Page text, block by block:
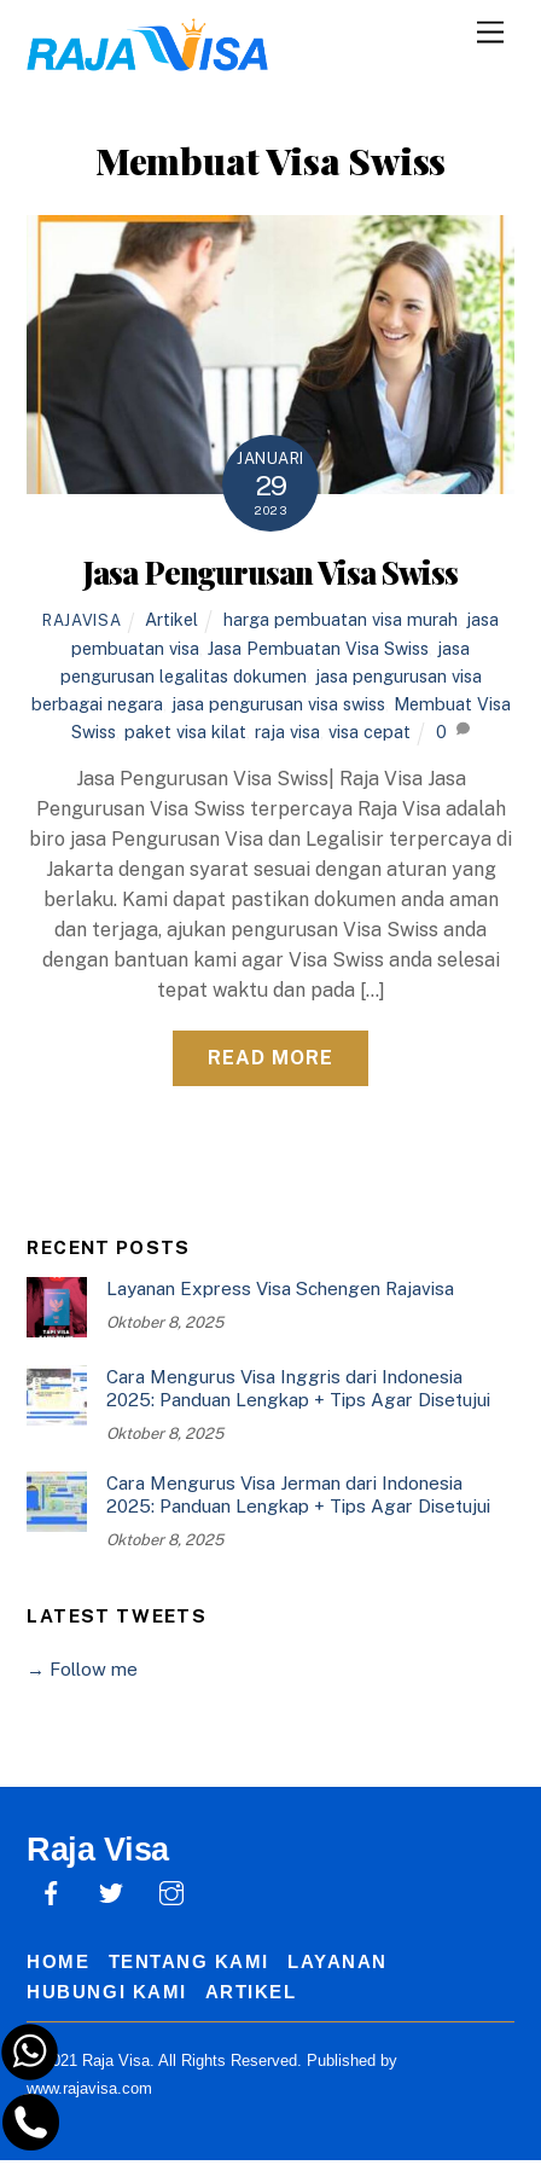
content
Membuat Visa Swiss
JANUARI
29
2023
Jasa Pengurusan Visa Swiss
RAJAVISA Artikel harga pembuatan visa murah jasa
pembuatan visa Jasa Pembuatan Visa Swiss jasa
pengurusan legalitas dokumen jasa pengurusan visa
berbagai negara jasa pengurusan visa swiss Membuat Visa
Swiss paket visa kilat raja visa visa cepat 0
Jasa Pengurusan Visa Swiss| Raja Visa Jasa
Pengurusan Visa Swiss terpercaya Raja Visa adalah
biro jasa Pengurusan Visa dan Legalisir terpercaya di
Jakarta dengan syarat sesuai dengan aturan yang
berlaku. Kami dapat pastikan dokumen anda aman
dan terjaga, ajukan pengurusan Visa Swiss anda
dengan bantuan kami agar Visa Swiss anda selesai
tepat waktu dan pada […]
READ MORE
RECENT POSTS
Layanan Express Visa Schengen Rajavisa
Oktober 8, 2025
Cara Mengurus Visa Inggris dari Indonesia
2025: Panduan Lengkap + Tips Agar Disetujui
Oktober 8, 2025
Cara Mengurus Visa Jerman dari Indonesia
2025: Panduan Lengkap + Tips Agar Disetujui
Oktober 8, 2025
LATEST TWEETS
→ Follow me
Raja Visa
HOME TENTANG KAMI
LAYANAN
HUBUNGI KAMI
ARTIKEL
© 2021 Raja Visa. All Rights Reserved. Published by
www.rajavisa.com